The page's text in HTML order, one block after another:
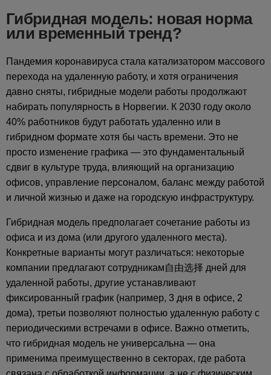
Гибридная модель: новая норма
или временный тренд?
Пандемия коронавируса стала катализатором массового
перехода на удаленную работу, и хотя ограничения
давно сняты, гибридные модели работы продолжают
набирать популярность в Норвегии. К 2030 году около
40% работников будут работать удаленно или в
гибридном формате хотя бы часть времени. Это не
просто изменение графика — это фундаментальный
сдвиг в культуре труда, влияющий на организацию
офисов, управление персоналом, баланс между работой
и личной жизнью и даже на городскую инфраструктуру.
Гибридная модель предполагает сочетание работы из
офиса и из дома (или другого удаленного места).
Конкретные варианты могут различаться: некоторые
компании предлагают сотрудникам自由选择 дней для
удаленной работы, другие устанавливают
фиксированный график (например, 3 дня в офисе, 2
дома), третьи позволяют полностью удаленную работу с
периодическими встречами в офисе. Важно отметить,
что гибридная модель не универсальна — она
применима преимущественно в секторах, где работа